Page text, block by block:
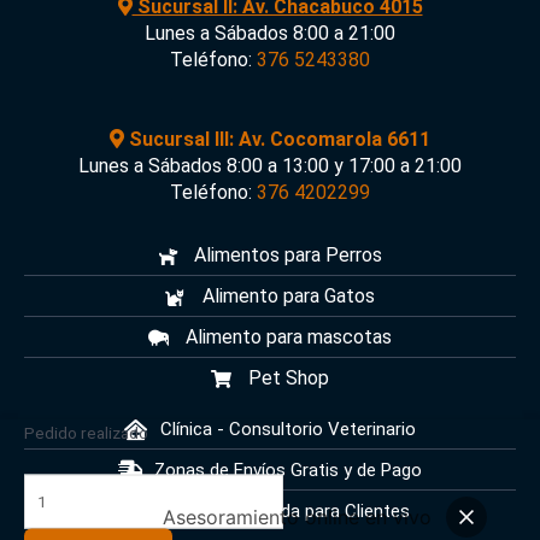
Sucursal II: Av. Chacabuco 4015
Lunes a Sábados 8:00 a 21:00
Teléfono: 376 5243380
Sucursal III: Av. Cocomarola 6611
Lunes a Sábados 8:00 a 13:00 y 17:00 a 21:00
Teléfono: 376 4202299
Alimentos para Perros
Alimento para Gatos
Alimento para mascotas
Pet Shop
Clínica - Consultorio Veterinario
Zonas de Envíos Gratis y de Pago
Centro de Ayuda para Clientes
Pedido realizado
Pipeta
Perros
Asesoramiento online en vivo